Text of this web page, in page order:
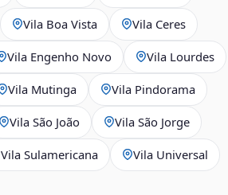
Vila Boa Vista Vila Ceres
Vila Engenho Novo Vila Lourdes
Vila Mutinga Vila Pindorama
Vila São João Vila São Jorge
Vila Sulamericana Vila Universal